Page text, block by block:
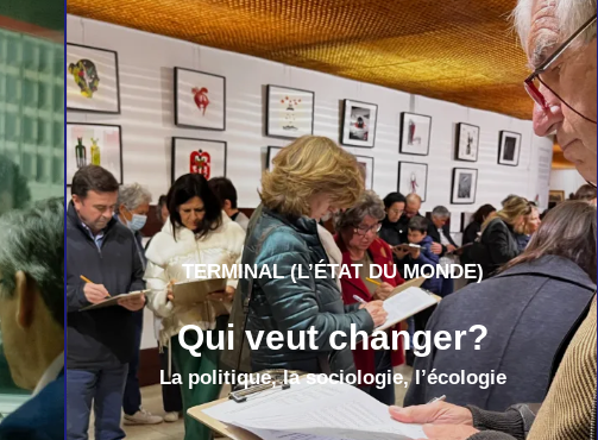
TERMINAL (L’ÉTAT DU MONDE)
Qui veut changer?
La politique, la sociologie, l’écologie